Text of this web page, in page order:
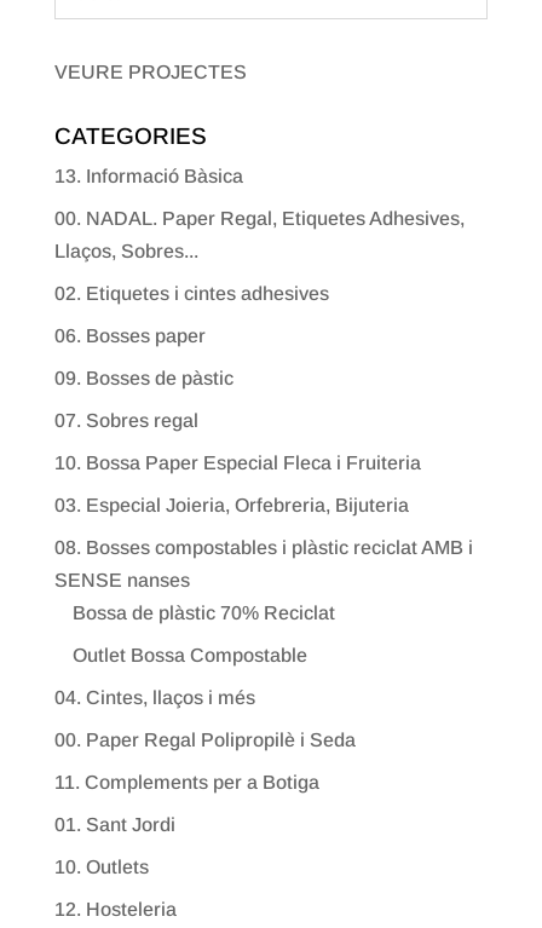
VEURE PROJECTES
CATEGORIES
13. Informació Bàsica
00. NADAL. Paper Regal, Etiquetes Adhesives,
Llaços, Sobres...
02. Etiquetes i cintes adhesives
06. Bosses paper
09. Bosses de pàstic
07. Sobres regal
10. Bossa Paper Especial Fleca i Fruiteria
03. Especial Joieria, Orfebreria, Bijuteria
08. Bosses compostables i plàstic reciclat AMB i
SENSE nanses
Bossa de plàstic 70% Reciclat
Outlet Bossa Compostable
04. Cintes, llaços i més
00. Paper Regal Polipropilè i Seda
11. Complements per a Botiga
01. Sant Jordi
10. Outlets
12. Hosteleria